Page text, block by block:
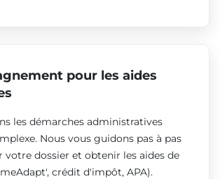
pour les aides
les démarches administratives
Nous vous guidons pas à pas
votre dossier et obtenir les aides de
crédit d'impôt, APA).